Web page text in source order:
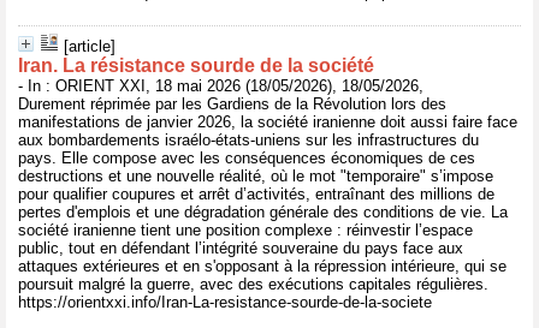
[article]
Iran. La résistance sourde de la société
- In : ORIENT XXI, 18 mai 2026 (18/05/2026), 18/05/2026,
Durement réprimée par les Gardiens de la Révolution lors des
manifestations de janvier 2026, la société iranienne doit aussi faire face
aux bombardements israélo-états-uniens sur les infrastructures du
pays. Elle compose avec les conséquences économiques de ces
destructions et une nouvelle réalité, où le mot "temporaire" s’impose
pour qualifier coupures et arrêt d’activités, entraînant des millions de
pertes d'emplois et une dégradation générale des conditions de vie. La
société iranienne tient une position complexe : réinvestir l’espace
public, tout en défendant l’intégrité souveraine du pays face aux
attaques extérieures et en s'opposant à la répression intérieure, qui se
poursuit malgré la guerre, avec des exécutions capitales régulières.
https://orientxxi.info/Iran-La-resistance-sourde-de-la-societe